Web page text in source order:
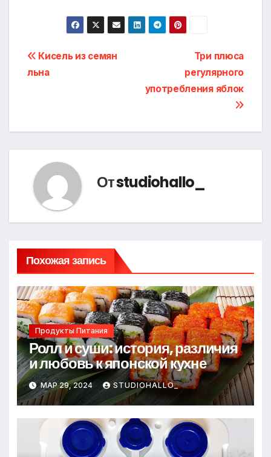
Навигация
по
Три плюса
регулярного
употребления яблок
Кисель из семян
льна
Отstudiohallo_
Похожая запись
Продукты Питания
Ролл и суши: история, различия
и любовь к японской кухне
МАР 29, 2024 STUDIOHALLO_